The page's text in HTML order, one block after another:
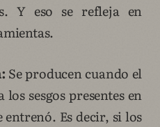
Y eso se refleja en
Se producen cuando el
sesgos presentes en
entrenó. Es decir, si los